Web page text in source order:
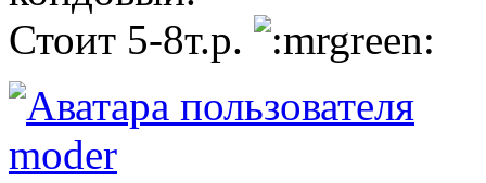
Стоит 5-8т.р.
moder